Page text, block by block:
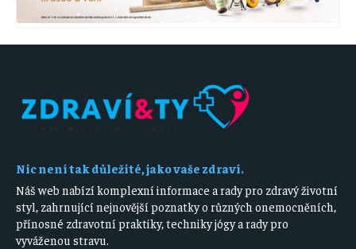
Nic není tak důležité, jako vaše zdraví.
Náš web nabízí komplexní informace a rady pro zdravý životní
styl, zahrnující nejnovější poznatky o různých onemocněních,
přínosné zdravotní praktiky, techniky jógy a rady pro
vyváženou stravu.